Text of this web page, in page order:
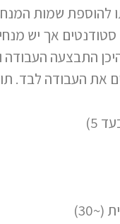
להוספת שמות
סטודנטים אך יש
התבצעה העבודה
את העבודה לבד.